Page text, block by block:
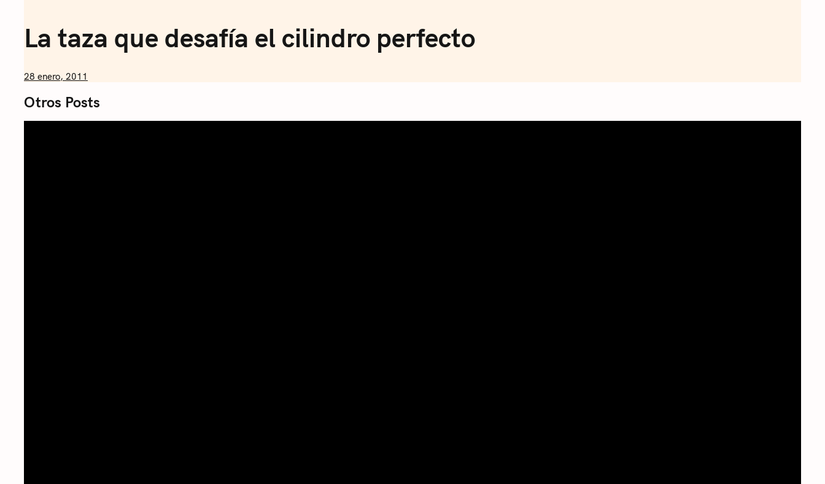
La taza que desafía el cilindro perfecto
by
Artusi
28 enero, 2011
Otros Posts